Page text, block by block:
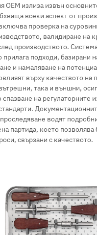
OEM излиза извън
всеки аспект от
проверка на
валидиране на
производството.
прилага подходи, базирани
и намаляване на
върху качеството на
така и външни,
на регулаторните
водят
партида, което позволява
свързани с качеството.